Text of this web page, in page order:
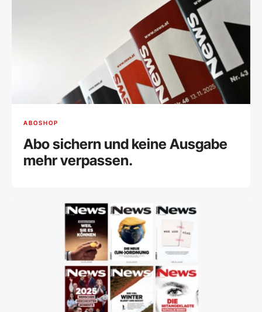
ABOSHOP
Abo sichern und keine Ausgabe
mehr verpassen.